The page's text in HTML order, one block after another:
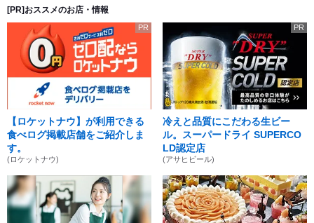
[PR]おススメのお店・情報
PR
【ロケットナウ】が利用できる
食べログ掲載店舗をご紹介しま
す。
(ロケットナウ)
PR
冷えと品質にこだわる生ビー
ル。スーパードライ SUPERCO
LD認定店
(アサヒビール)